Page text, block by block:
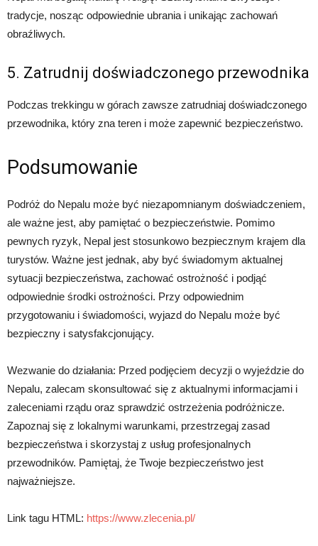
tradycje, nosząc odpowiednie ubrania i unikając zachowań
obraźliwych.
5. Zatrudnij doświadczonego przewodnika
Podczas trekkingu w górach zawsze zatrudniaj doświadczonego
przewodnika, który zna teren i może zapewnić bezpieczeństwo.
Podsumowanie
Podróż do Nepalu może być niezapomnianym doświadczeniem,
ale ważne jest, aby pamiętać o bezpieczeństwie. Pomimo
pewnych ryzyk, Nepal jest stosunkowo bezpiecznym krajem dla
turystów. Ważne jest jednak, aby być świadomym aktualnej
sytuacji bezpieczeństwa, zachować ostrożność i podjąć
odpowiednie środki ostrożności. Przy odpowiednim
przygotowaniu i świadomości, wyjazd do Nepalu może być
bezpieczny i satysfakcjonujący.
Wezwanie do działania: Przed podjęciem decyzji o wyjeździe do
Nepalu, zalecam skonsultować się z aktualnymi informacjami i
zaleceniami rządu oraz sprawdzić ostrzeżenia podróżnicze.
Zapoznaj się z lokalnymi warunkami, przestrzegaj zasad
bezpieczeństwa i skorzystaj z usług profesjonalnych
przewodników. Pamiętaj, że Twoje bezpieczeństwo jest
najważniejsze.
Link tagu HTML: https://www.zlecenia.pl/